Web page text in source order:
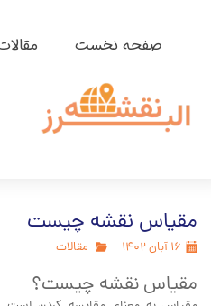
صفحه نخست
مقیاس نقشه چیست
۱۶ آبان ۱۴۰۲ مقالات
مقیاس نقشه چیست؟